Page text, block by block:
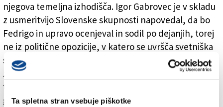
Ta spletna stran vsebuje piškotke
njegova temeljna izhodišča. Igor Gabrovec je v skladu
z usmeritvijo Slovenske skupnosti napovedal, da bo
Fedrigo in upravo ocenjeval in sodil po dejanjih, torej
ne iz politične opozicije, v katero se uvršča svetniška
skupina Demokratske stranke, kateri pripada. Svoje
zadržanje (neudeležba pri glasovanju) je deželni
tajnik SSk, ki je govoril v slovenščini, primerjal z belo
glasovnico Južnotirolske ljudske stranke-SVP pri